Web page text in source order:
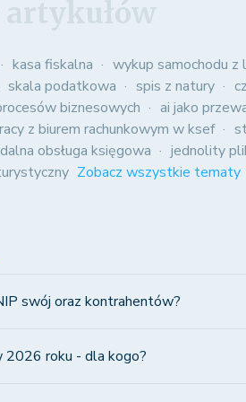
kasa fiskalna
wykup samochodu z
skala podatkowa spis z natury
biznesowych
ai jako
z biurem rachunkowym w ksef
obsługa księgowa
jednolity
Zobacz wszystkie tematy
swój oraz kontrahentów?
2026 roku - dla kogo?